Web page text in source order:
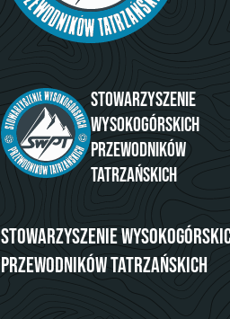
Stowarzyszenie
Wysokogórskich
Przewodników
Tatrzańskich
Stowarzyszenie
Przewodników Tatrzańskich